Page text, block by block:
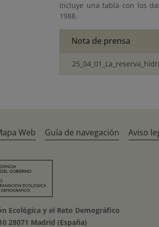
incluye una tabla con los
1988.
Nota de prensa
Web Guía de navegación Aviso
Ecológica y el Reto Demográfico
28071 Madrid (España)